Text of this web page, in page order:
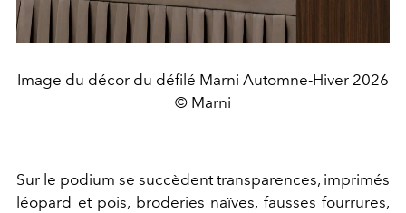
Image du décor du défilé Marni Automne-Hiver 2026
© Marni
Sur le podium se succèdent transparences, imprimés
léopard et pois, broderies naïves, fausses fourrures,